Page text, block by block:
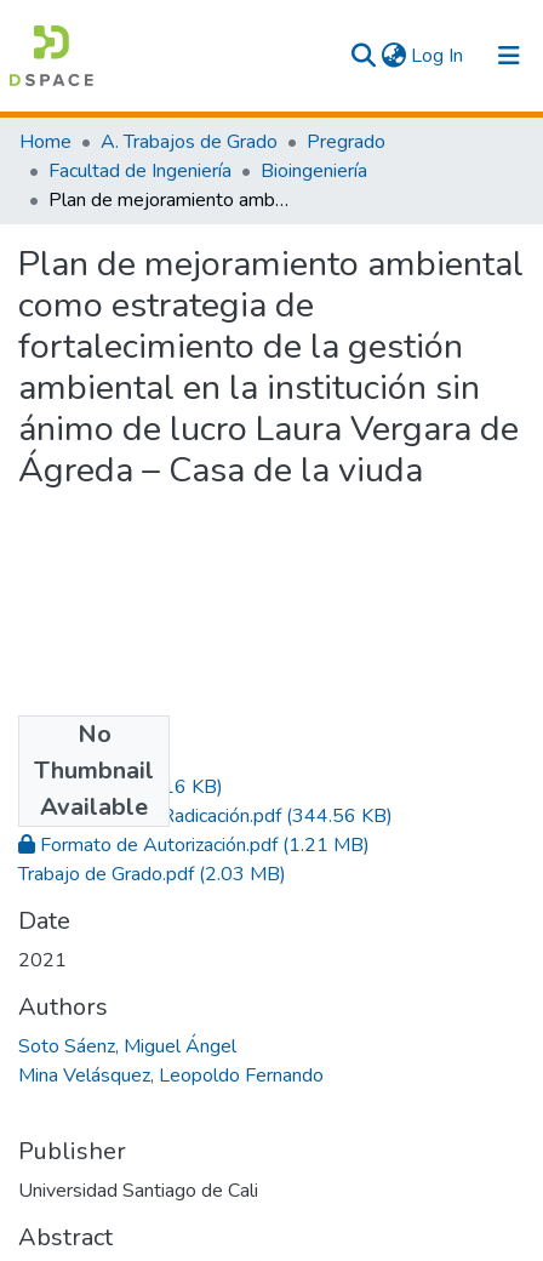
Log In (current)
Communities & Collections
Home A. Trabajos de Grado
Pregrado
Facultad de Ingeniería
Bioingeniería
Plan de mejoramiento ambiental como estrategia de fortalecimiento de la gestión ambiental en la institución sin ánimo de lucro Laura Vergara de Ágreda – Casa de la viuda
Plan de mejoramiento ambiental
como estrategia de
fortalecimiento de la gestión
ambiental en la institución sin
ánimo de lucro Laura Vergara de
Ágreda – Casa de la viuda
No
Thumbnail
Available
Acta.pdf(886.16 KB)
Constancia de Radicación.pdf(344.56 KB)
Formato de Autorización.pdf(1.21 MB)
Trabajo de Grado.pdf(2.03 MB)
Date
2021
Authors
Soto Sáenz, Miguel Ángel
Mina Velásquez, Leopoldo Fernando
Publisher
Universidad Santiago de Cali
Abstract